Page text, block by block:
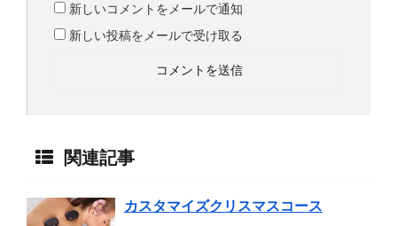
新しいコメントをメールで通知
新しい投稿をメールで受け取る
関連記事
カスタマイズクリスマスコース